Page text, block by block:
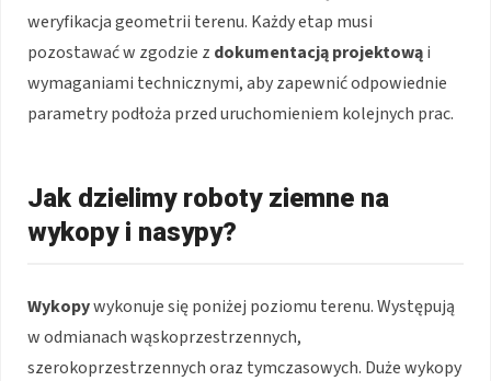
weryfikacja geometrii terenu. Każdy etap musi
pozostawać w zgodzie z dokumentacją projektowąi
wymaganiami technicznymi, aby zapewnić odpowiednie
parametry podłoża przed uruchomieniem kolejnych prac.
Jak dzielimy roboty ziemne na
wykopy i nasypy?
Wykopywykonuje się poniżej poziomu terenu. Występują
w odmianach wąskoprzestrzennych,
szerokoprzestrzennych oraz tymczasowych. Duże wykopy